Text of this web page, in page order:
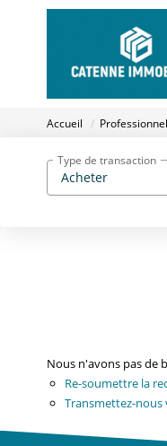
Accueil
Acheter
Type de transaction
Nous n'avons pas de
Re-soumettre la
Transmettez-